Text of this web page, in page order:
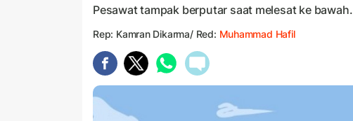
Pesawat tampak berputar saat melesat ke bawah.
Rep: Kamran Dikarma/ Red: Muhammad Hafil